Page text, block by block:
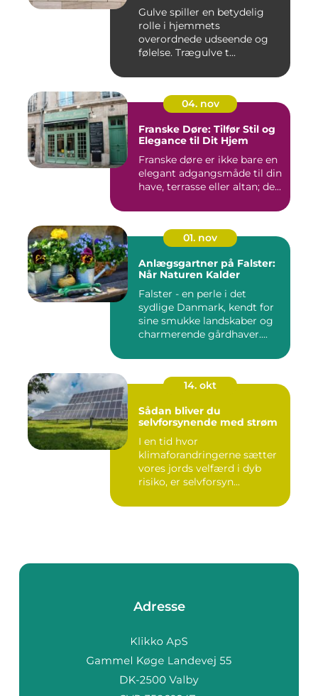
Gulve spiller en betydelig
rolle i hjemmets
overordnede udseende og
følelse. Trægulve t...
04. nov
Franske Døre: Tilfør Stil og
Elegance til Dit Hjem
Franske døre er ikke bare en
elegant adgangsmåde til din
have, terrasse eller altan; de...
01. nov
Anlægsgartner på Falster:
Når Naturen Kalder
Falster - en perle i det
sydlige Danmark, kendt for
sine smukke landskaber og
charmerende gårdhaver....
14. okt
Sådan bliver du
selvforsynende med strøm
I en tid hvor
klimaforandringerne sætter
vores jords velfærd i dyb
risiko, er selvforsyn...
Adresse